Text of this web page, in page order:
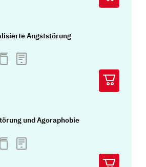
Angststörung
und Agoraphobie